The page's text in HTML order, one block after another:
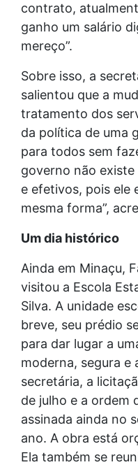
contrato,
ganho um salário
mereço”.
Sobre isso, a
salientou que a
tratamento dos
da política de uma
para todos sem
governo não
e efetivos, pois ele
mesma forma”,
Um dia histórico
Ainda em Minaçu,
visitou a Escola
Silva. A unidade
breve, seu prédio
para dar lugar a
moderna, segura e
secretária, a
de julho e a ordem
assinada ainda no
ano. A obra está
Ela também se